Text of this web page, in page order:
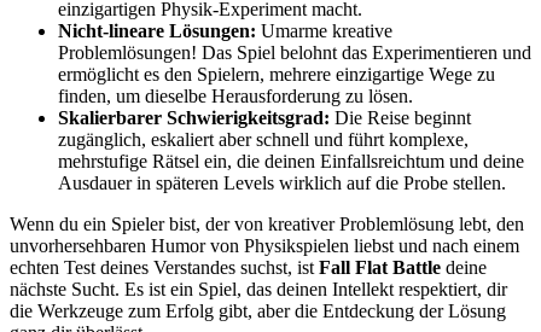
einzigartigen Physik-Experiment macht.
Nicht-lineare Lösungen: Umarme kreative
Problemlösungen! Das Spiel belohnt das Experimentieren und
ermöglicht es den Spielern, mehrere einzigartige Wege zu
finden, um dieselbe Herausforderung zu lösen.
Skalierbarer Schwierigkeitsgrad: Die Reise beginnt
zugänglich, eskaliert aber schnell und führt komplexe,
mehrstufige Rätsel ein, die deinen Einfallsreichtum und deine
Ausdauer in späteren Levels wirklich auf die Probe stellen.
Wenn du ein Spieler bist, der von kreativer Problemlösung lebt, den
unvorhersehbaren Humor von Physikspielen liebst und nach einem
echten Test deines Verstandes suchst, ist Fall Flat Battle deine
nächste Sucht. Es ist ein Spiel, das deinen Intellekt respektiert, dir
die Werkzeuge zum Erfolg gibt, aber die Entdeckung der Lösung